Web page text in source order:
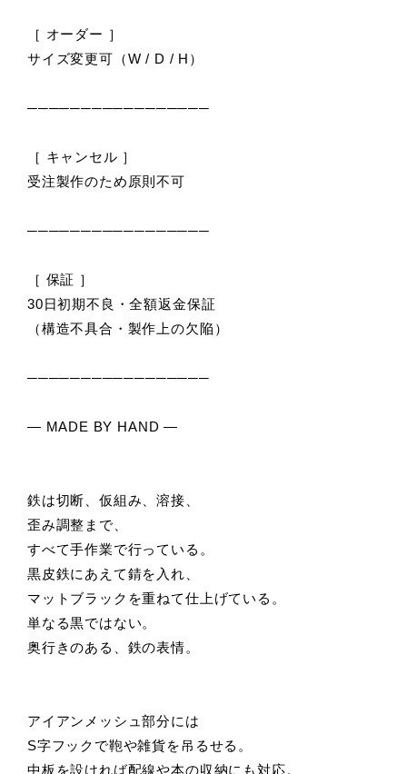
［ オーダー ］
サイズ変更可（W / D / H）
─────────────────
［ キャンセル ］
受注製作のため原則不可
─────────────────
［ 保証 ］
30日初期不良・全額返金保証
（構造不具合・製作上の欠陥）
─────────────────
― MADE BY HAND ―
鉄は切断、仮組み、溶接、
歪み調整まで、
すべて手作業で行っている。
黒皮鉄にあえて錆を入れ、
マットブラックを重ねて仕上げている。
単なる黒ではない。
奥行きのある、鉄の表情。
アイアンメッシュ部分には
S字フックで鞄や雑貨を吊るせる。
中板を設ければ配線や本の収納にも対応。